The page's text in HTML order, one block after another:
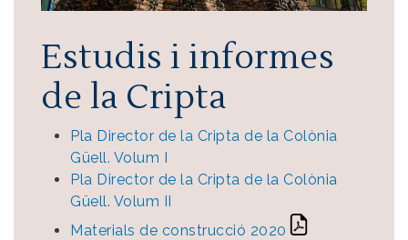
Estudis i informes
de la Cripta
Pla Director de la Cripta de la Colònia
Güell. Volum I
Pla Director de la Cripta de la Colònia
Güell. Volum II
Materials de construcció 2020